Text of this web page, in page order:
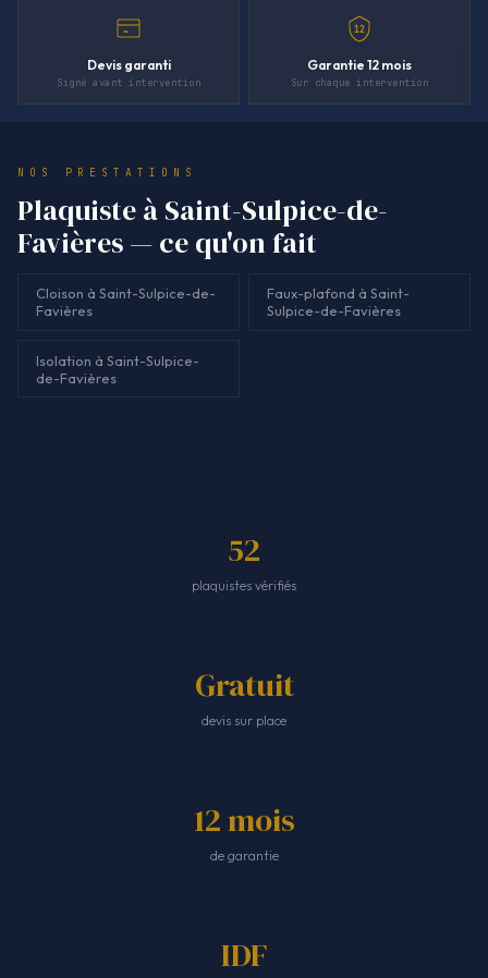
Devis garanti
Signé avant intervention
12
Garantie 12 mois
Sur chaque intervention
NOS PRESTATIONS
Plaquiste à Saint-Sulpice-de-
Favières — ce qu'on fait
Cloison à Saint-Sulpice-de-
Favières
Faux-plafond à Saint-
Sulpice-de-Favières
Isolation à Saint-Sulpice-
de-Favières
52
plaquistes vérifiés
Gratuit
devis sur place
12 mois
de garantie
IDF